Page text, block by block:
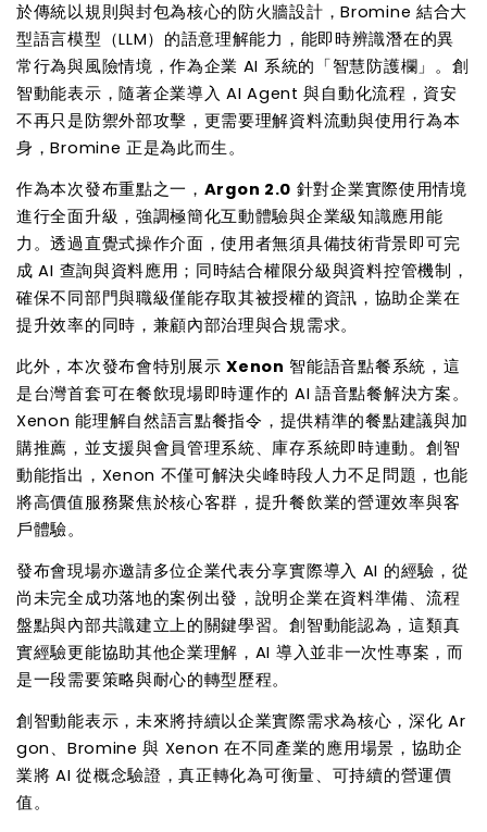
於傳統以規則與封包為核心的防火牆設計，Bromine 結合大
型語言模型（LLM）的語意理解能力，能即時辨識潛在的異
常行為與風險情境，作為企業 AI 系統的「智慧防護欄」。創
智動能表示，隨著企業導入 AI Agent 與自動化流程，資安
不再只是防禦外部攻擊，更需要理解資料流動與使用行為本
身，Bromine 正是為此而生。
作為本次發布重點之一， Argon 2.0 針對企業實際使用情境
進行全面升級，強調極簡化互動體驗與企業級知識應用能
力。透過直覺式操作介面，使用者無須具備技術背景即可完
成 AI 查詢與資料應用；同時結合權限分級與資料控管機制，
確保不同部門與職級僅能存取其被授權的資訊，協助企業在
提升效率的同時，兼顧內部治理與合規需求。
此外，本次發布會特別展示Xenon 智能語音點餐系統，這
是台灣首套可在餐飲現場即時運作的 AI 語音點餐解決方案。
Xenon 能理解自然語言點餐指令，提供精準的餐點建議與加
購推薦，並支援與會員管理系統、庫存系統即時連動。創智
動能指出，Xenon 不僅可解決尖峰時段人力不足問題，也能
將高價值服務聚焦於核心客群，提升餐飲業的營運效率與客
戶體驗。
發布會現場亦邀請多位企業代表分享實際導入 AI 的經驗，從
尚未完全成功落地的案例出發，說明企業在資料準備、流程
盤點與內部共識建立上的關鍵學習。創智動能認為，這類真
實經驗更能協助其他企業理解，AI 導入並非一次性專案，而
是一段需要策略與耐心的轉型歷程。
創智動能表示，未來將持續以企業實際需求為核心，深化 Ar
gon、Bromine 與 Xenon 在不同產業的應用場景，協助企
業將 AI 從概念驗證，真正轉化為可衡量、可持續的營運價
值。